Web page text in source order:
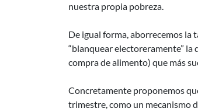
nuestra propia pobreza.
De igual forma, aborrecemos
“blanquear electoreramente” la
compra de alimento) que más
Concretamente proponemos
trimestre, como un mecanismo